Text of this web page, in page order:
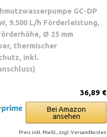
GC-DP
9.500 L/h Förderleistung,
Ø 25 mm
thermischer
inkl.
36,89 €
Bei Amazon
ansehen
Preis inkl. MwSt., zzgl. Versandkosten